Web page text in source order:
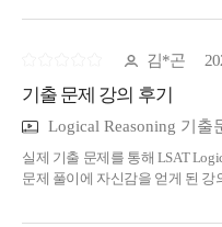
김*곤
기출 문제 강의 후기
Logical Reasoning 기출
실제 기출 문제를 통해 LSAT
문제 풀이에 자신감을 얻게 된 강